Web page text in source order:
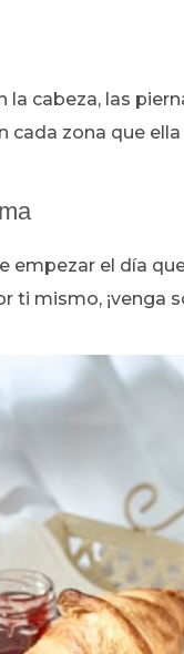
la cabeza, las
cada zona que
empezar el día
ti mismo, ¡venga